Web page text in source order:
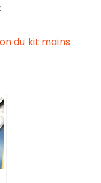
du kit mains